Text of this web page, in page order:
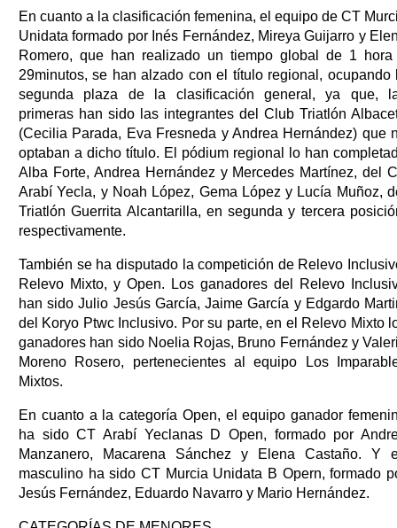
En cuanto a la clasificación femenina, el equipo de CT
Unidata formado por Inés Fernández, Mireya Guijarro y
Romero, que han realizado un tiempo global de 1
29minutos, se han alzado con el título regional, ocupando
segunda plaza de la clasificación general, ya que,
primeras han sido las integrantes del Club Triatlón
(Cecilia Parada, Eva Fresneda y Andrea Hernández) que
optaban a dicho título. El pódium regional lo han
Alba Forte, Andrea Hernández y Mercedes Martínez, del
Arabí Yecla, y Noah López, Gema López y Lucía Muñoz,
Triatlón Guerrita Alcantarilla, en segunda y tercera
respectivamente.
También se ha disputado la competición de Relevo
Relevo Mixto, y Open. Los ganadores del Relevo
han sido Julio Jesús García, Jaime García y Edgardo
del Koryo Ptwc Inclusivo. Por su parte, en el Relevo Mixto
ganadores han sido Noelia Rojas, Bruno Fernández y
Moreno Rosero, pertenecientes al equipo Los
Mixtos.
En cuanto a la categoría Open, el equipo ganador
ha sido CT Arabí Yeclanas D Open, formado por
Manzanero, Macarena Sánchez y Elena Castaño. Y
masculino ha sido CT Murcia Unidata B Opern, formado
Jesús Fernández, Eduardo Navarro y Mario Hernández.